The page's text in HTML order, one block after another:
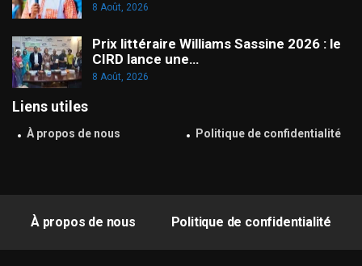
8 Août, 2026
Prix littéraire Williams Sassine 2026 : le
CIRD lance une…
8 Août, 2026
Liens utiles
À propos de nous Politique de confidentialité
À propos de nous Politique de confidentialité